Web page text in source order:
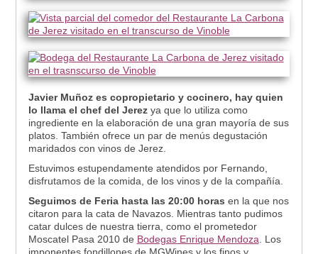
Javier Muñoz es copropietario y cocinero, hay quien
lo llama el chef del Jerezya que lo utiliza como
ingrediente en la elaboración de una gran mayoría de sus
platos. También ofrece un par de menús degustación
maridados con vinos de Jerez.
Estuvimos estupendamente atendidos por Fernando,
disfrutamos de la comida, de los vinos y de la compañía.
Seguimos de Feria hasta las 20:00 horas en la que nos
citaron para la cata de Navazos. Mientras tanto pudimos
catar dulces de nuestra tierra, como el prometedor
Moscatel Pasa 2010 de Bodegas Enrique Mendoza . Los